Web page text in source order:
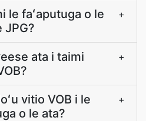
le faʻaputuga o le
JPG?
+
ata i taimi
+
vitio VOB i le
o le ata?
+